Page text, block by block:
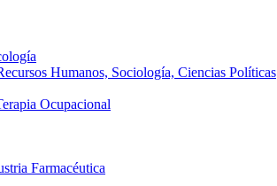
Humanos, Sociología, Ciencias Políticas
Ocupacional
Farmacéutica